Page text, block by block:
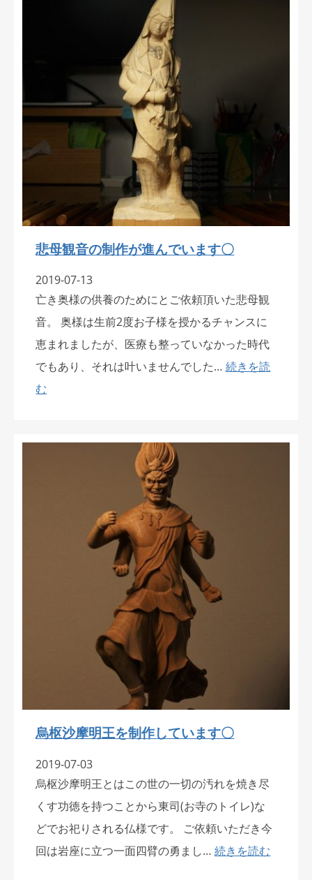
悲母観音の制作が進んでいます〇
2019-07-13
亡き奥様の供養のためにとご依頼頂いた悲母観
音。 奥様は生前2度お子様を授かるチャンスに
恵まれましたが、医療も整っていなかった時代
でもあり、それは叶いませんでした…続きを読
む
烏枢沙摩明王を制作しています〇
2019-07-03
烏枢沙摩明王とはこの世の一切の汚れを焼き尽
くす功徳を持つことから東司(お寺のトイレ)な
どでお祀りされる仏様です。 ご依頼いただき今
回は岩座に立つ一面四臂の勇まし…続きを読む